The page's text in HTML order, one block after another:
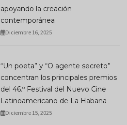
apoyando la creación
contemporánea
Diciembre 16, 2025
“Un poeta” y “O agente secreto”
concentran los principales premios
del 46.º Festival del Nuevo Cine
Latinoamericano de La Habana
Diciembre 15, 2025